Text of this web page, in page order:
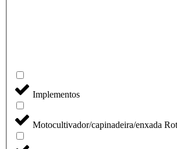
Implementos
Motocultivador/capinadeira/enxada